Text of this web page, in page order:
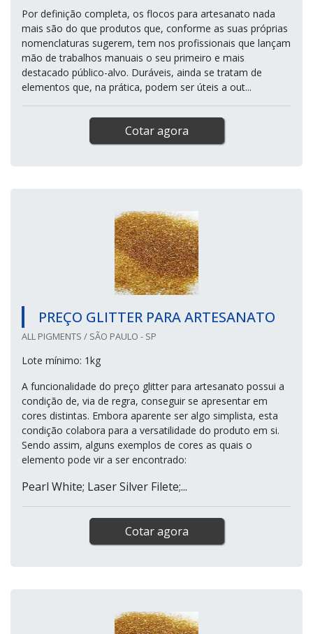
Por definição completa, os flocos para artesanato nada
mais são do que produtos que, conforme as suas próprias
nomenclaturas sugerem, tem nos profissionais que lançam
mão de trabalhos manuais o seu primeiro e mais
destacado público-alvo. Duráveis, ainda se tratam de
elementos que, na prática, podem ser úteis a out...
Cotar agora
PREÇO GLITTER PARA ARTESANATO
ALL PIGMENTS / SÃO PAULO - SP
Lote mínimo: 1kg
A funcionalidade do preço glitter para artesanato possui a
condição de, via de regra, conseguir se apresentar em
cores distintas. Embora aparente ser algo simplista, esta
condição colabora para a versatilidade do produto em si.
Sendo assim, alguns exemplos de cores as quais o
elemento pode vir a ser encontrado:
Pearl White; Laser Silver Filete;...
Cotar agora